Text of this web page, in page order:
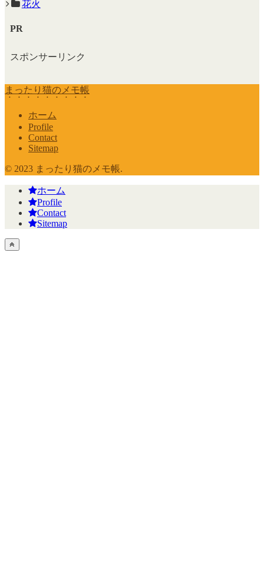
花火
PR
スポンサーリンク
まったり猫のメモ帳
ホーム
Profile
Contact
Sitemap
© 2023 まったり猫のメモ帳.
ホーム
Profile
Contact
Sitemap